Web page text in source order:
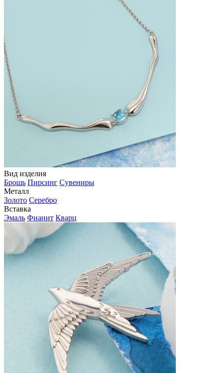
Вид изделия
Брошь Пирсинг Сувениры
Металл
Золото Серебро
Вставка
Эмаль Фианит Кварц